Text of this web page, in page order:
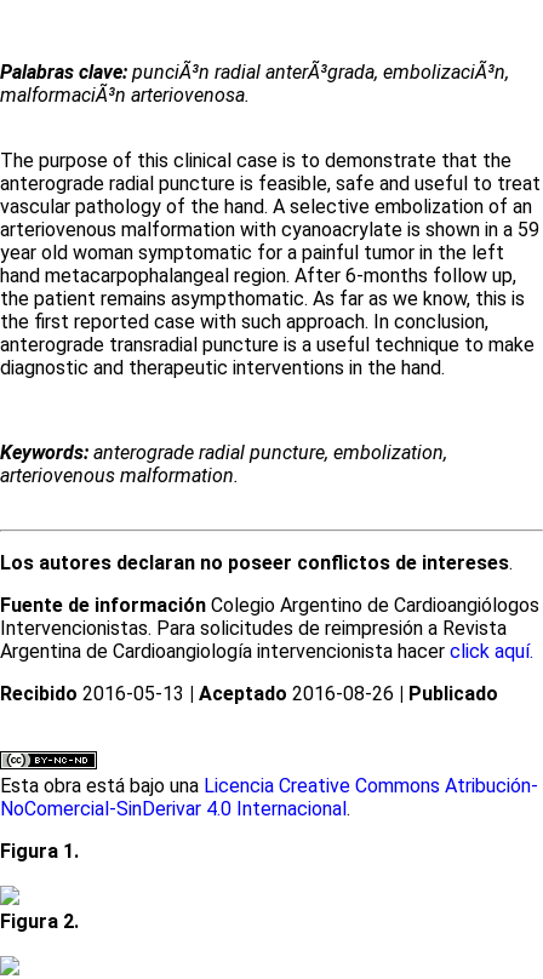
Palabras clave: punciÃ³n radial anterÃ³grada, embolizaciÃ³n,
malformaciÃ³n arteriovenosa.
The purpose of this clinical case is to demonstrate that the
anterograde radial puncture is feasible, safe and useful to treat
vascular pathology of the hand. A selective embolization of an
arteriovenous malformation with cyanoacrylate is shown in a 59
year old woman symptomatic for a painful tumor in the left
hand metacarpophalangeal region. After 6-months follow up,
the patient remains asympthomatic. As far as we know, this is
the first reported case with such approach. In conclusion,
anterograde transradial puncture is a useful technique to make
diagnostic and therapeutic interventions in the hand.
Keywords: anterograde radial puncture, embolization,
arteriovenous malformation.
Los autores declaran no poseer conflictos de intereses.
Fuente de información Colegio Argentino de Cardioangiólogos
Intervencionistas. Para solicitudes de reimpresión a Revista
Argentina de Cardioangiología intervencionista hacer click aquí.
Recibido 2016-05-13 | Aceptado 2016-08-26 | Publicado
Esta obra está bajo una Licencia Creative Commons Atribución-
NoComercial-SinDerivar 4.0 Internacional.
Figura 1.
Figura 2.